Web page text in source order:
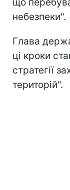
небезпеки".
Глава
ці кроки
стратегії
територій".